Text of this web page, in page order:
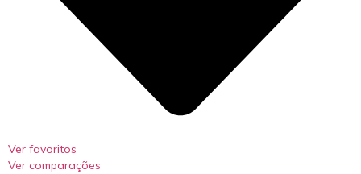
Ver favoritos
Ver comparações